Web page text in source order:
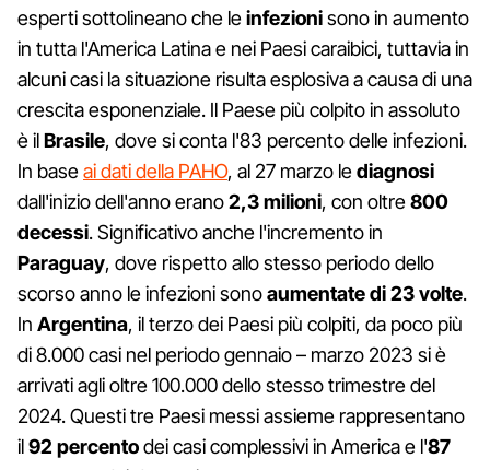
esperti sottolineano che leinfezionisono in aumento
in tutta l'America Latina e nei Paesi caraibici, tuttavia in
alcuni casi la situazione risulta esplosiva a causa di una
crescita esponenziale. Il Paese più colpito in assoluto
è ilBrasile, dove si conta l'83 percento delle infezioni.
In baseai dati della PAHO, al 27 marzo lediagnosi
dall'inizio dell'anno erano2,3 milioni, con oltre800
decessi. Significativo anche l'incremento in
Paraguay, dove rispetto allo stesso periodo dello
scorso anno le infezioni sonoaumentate di 23 volte.
In Argentina, il terzo dei Paesi più colpiti, da poco più
di 8.000 casi nel periodo gennaio – marzo 2023 si è
arrivati agli oltre 100.000 dello stesso trimestre del
2024. Questi tre Paesi messi assieme rappresentano
il92 percentodei casi complessivi in America e l'87